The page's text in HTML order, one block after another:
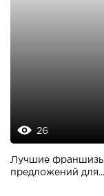
26
Лучшие франшизы
предложений для...